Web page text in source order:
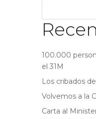
100.000
el 31M
Los cribados
Volvemos a la
Carta al